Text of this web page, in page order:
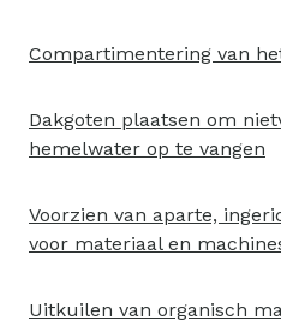
Compartimentering van
Dakgoten plaatsen om
hemelwater op te vangen
Voorzien van aparte,
voor materiaal en
Uitkuilen van organisch